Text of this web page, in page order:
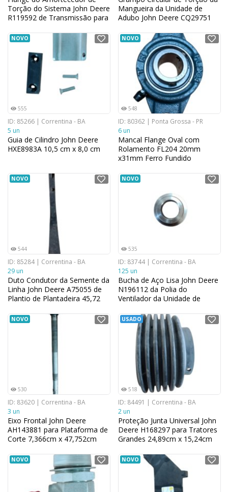
Torção do Sistema John Deere
R119592 de Transmissão para
Mangueira da Unidade de
Adubo John Deere CQ29751
11,43 cm
NOVO
555
ID: 85266 | Correntina - BA
5 un
Guia de Cilindro John Deere
HXE8983A 10,5 cm x 8,0 cm
NOVO
548
ID: 80362 | Ponta Grossa - PR
6 un
Mancal Flange Oval com
Rolamento FL204 20mm
x31mm Ferro Fundido
NOVO
544
ID: 85284 | Correntina - BA
29 un
Duto Condutor da Semente da
Linha John Deere A75055 de
Plantio de Plantadeira 45,72
NOVO
535
ID: 83744 | Correntina - BA
125 un
Bucha de Aço Lisa John Deere
N196112 da Polia do
Ventilador da Unidade de
48mm
NOVO
530
ID: 83620 | Correntina - BA
3 un
Eixo Frontal John Deere
AH143881 para Plataforma de
Corte 7,366cm x 47,752cm
USADO
518
ID: 84491 | Correntina - BA
2 un
Proteção Junta Universal John
Deere H168297 para Tratores
Grandes 24,89cm x 15,24cm
NOVO NOVO